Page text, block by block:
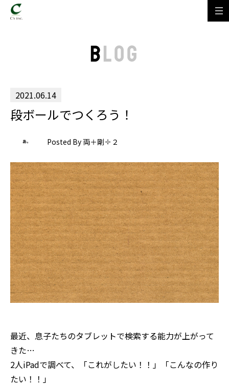
BLOG
2021.06.14
段ボールでつくろう！
Posted By 両＋剛÷２
最近、息子たちのタブレットで検索する能力が上がって
きた…
2人iPadで調べて、「これがしたい！！」「こんなの作り
たい！！」